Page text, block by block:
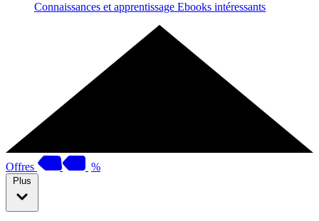
Connaissances et apprentissage Ebooks intéressants
Offres %
Plus